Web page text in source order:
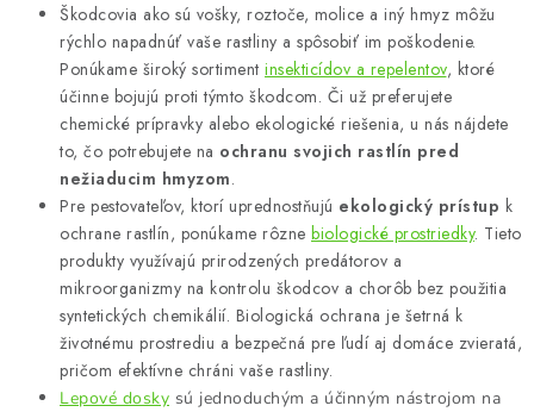
Škodcovia ako sú vošky, roztoče, molice a iný hmyz môžu
rýchlo napadnúť vaše rastliny a spôsobiť im poškodenie.
Ponúkame široký sortiment insekticídov a repelentov, ktoré
účinne bojujú proti týmto škodcom. Či už preferujete
chemické prípravky alebo ekologické riešenia, u nás nájdete
to, čo potrebujete na ochranu svojich rastlín pred
nežiaducim hmyzom.
Pre pestovateľov, ktorí uprednostňujú ekologický prístup k
ochrane rastlín, ponúkame rôzne biologické prostriedky. Tieto
produkty využívajú prirodzených predátorov a
mikroorganizmy na kontrolu škodcov a chorôb bez použitia
syntetických chemikálií. Biologická ochrana je šetrná k
životnému prostrediu a bezpečná pre ľudí aj domáce zvieratá,
pričom efektívne chráni vaše rastliny.
Lepové dosky sú jednoduchým a účinným nástrojom na